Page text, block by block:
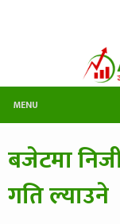
MENU
बजेटमा
गति ल्याउने